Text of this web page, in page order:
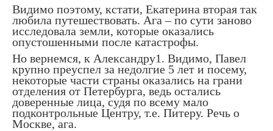
Видимо поэтому, кстати, Екатерина вторая так
любила путешествовать. Ага – по сути заново
исследовала земли, которые оказались
опустошенными после катастрофы.
Но вернемся, к Александру1. Видимо, Павел
крупно преуспел за недолгие 5 лет и посему,
некоторые части страны оказались на грани
отделения от Петербурга, ведь остались
доверенные лица, судя по всему мало
подконтрольные Центру, т.е. Питеру. Речь о
Москве, ага.